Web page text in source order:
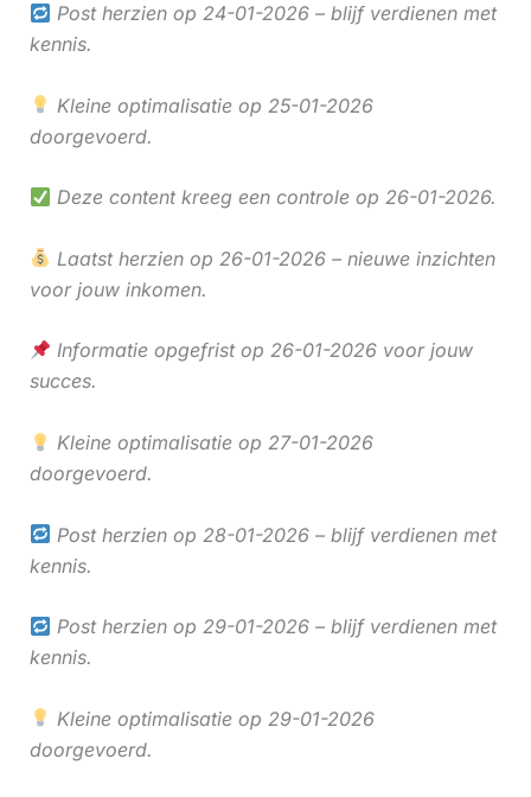
Post herzien op 24-01-2026 – blijf verdienen met
kennis.
Kleine optimalisatie op 25-01-2026
doorgevoerd.
Deze content kreeg een controle op 26-01-2026.
Laatst herzien op 26-01-2026 – nieuwe inzichten
voor jouw inkomen.
Informatie opgefrist op 26-01-2026 voor jouw
succes.
Kleine optimalisatie op 27-01-2026
doorgevoerd.
Post herzien op 28-01-2026 – blijf verdienen met
kennis.
Post herzien op 29-01-2026 – blijf verdienen met
kennis.
Kleine optimalisatie op 29-01-2026
doorgevoerd.